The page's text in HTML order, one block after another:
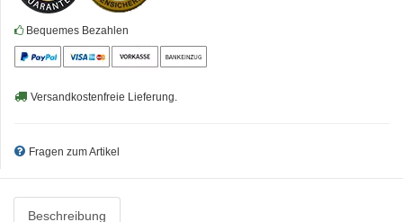
Bequemes Bezahlen
Versandkostenfreie Lieferung.
Fragen zum Artikel
Beschreibung